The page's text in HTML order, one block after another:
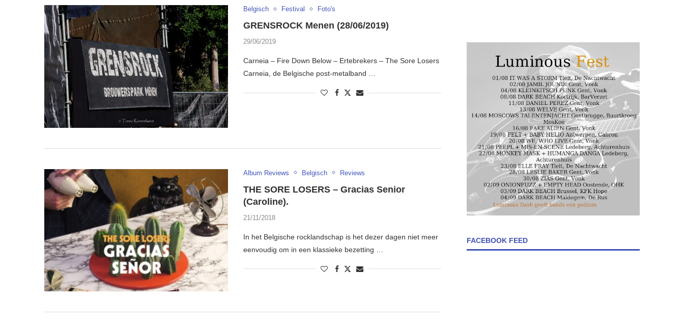
Belgisch Festival Foto's
GRENSROCK Menen (28/06/2019)
29/06/2019
Carneia – Fire Down Below – Ertebrekers – The Sore Losers
Carneia, de Belgische post-metalband …
Album Reviews Belgisch Reviews
THE SORE LOSERS – Gracias Senior
(Caroline).
21/11/2018
In het Belgische rocklandschap is het dezer dagen niet meer
eenvoudig om in een klassieke bezetting …
FACEBOOK FEED